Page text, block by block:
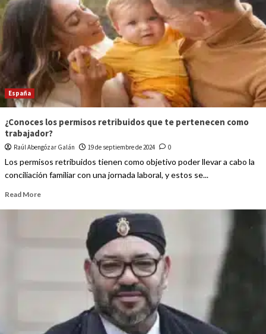
España
¿Conoces los permisos retribuidos que te pertenecen como
trabajador?
Raúl Abengózar Galán 19 de septiembre de 2024 0
Los permisos retribuidos tienen como objetivo poder llevar a cabo la
conciliación familiar con una jornada laboral, y estos se...
Read More